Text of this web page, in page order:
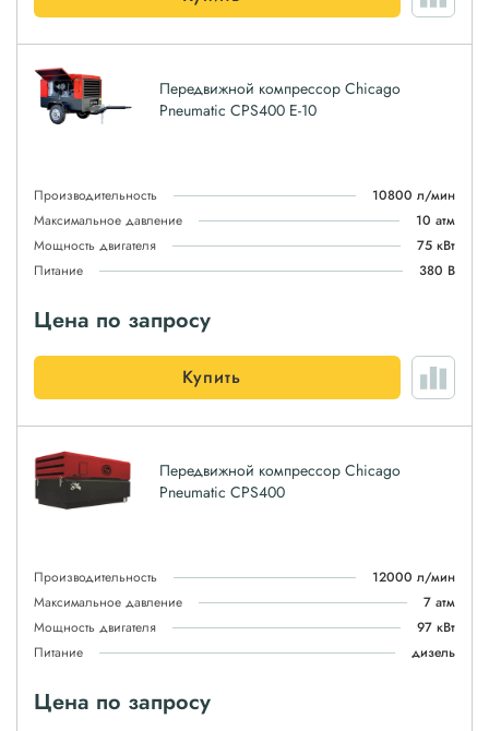
Передвижной компрессор Chicago
Pneumatic CPS400 E-10
Производительность
10800 л/мин
Максимальное давление
10 атм
Мощность двигателя
75 кВт
Питание
380 В
Цена по запросу
Купить
Передвижной компрессор Chicago
Pneumatic CPS400
Производительность
12000 л/мин
Максимальное давление
7 атм
Мощность двигателя
97 кВт
Питание
дизель
Цена по запросу